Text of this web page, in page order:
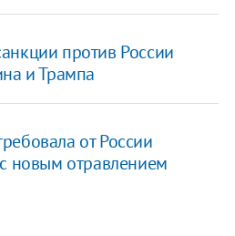
против России
и Трампа
от России
новым отравлением